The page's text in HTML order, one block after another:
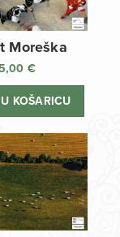
Moreška
€
KOŠARICU